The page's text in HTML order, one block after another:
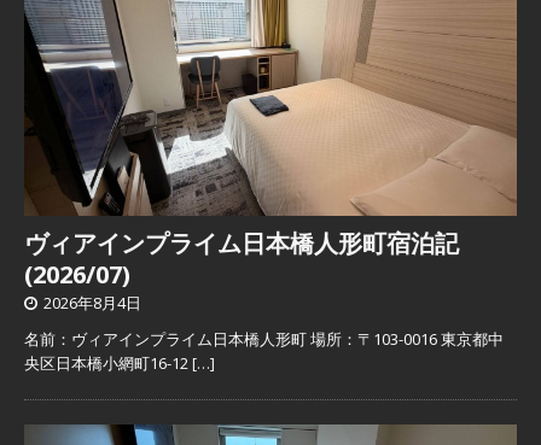
ヴィアインプライム日本橋人形町宿泊記
(2026/07)
2026年8月4日
名前：ヴィアインプライム日本橋人形町 場所：〒103-0016 東京都中
央区日本橋小網町16-12[…]